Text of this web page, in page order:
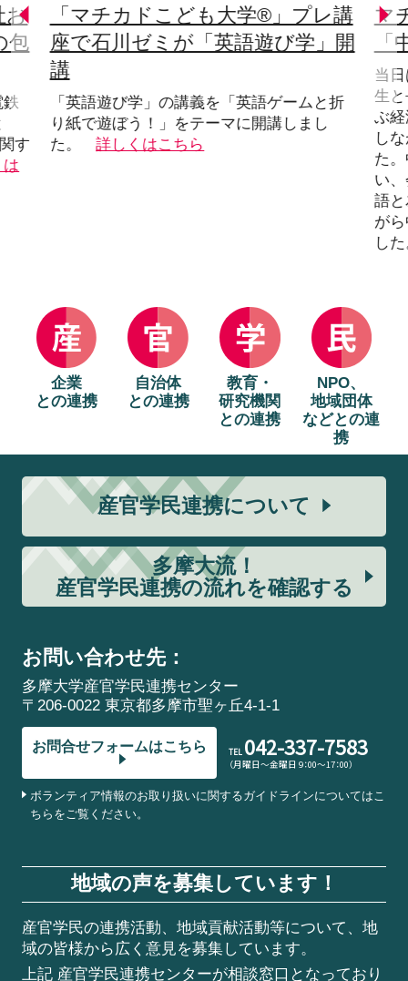
お
包
す
は
「マチカドこども大学®」プレ講
座で石川ゼミが「英語遊び学」開
講
「英語遊び学」の講義を「英語ゲームと折
り紙で遊ぼう！」をテーマに開講しまし
た。
詳しくはこちら
マ
当
生
ぶ
し
た
い
語
が
し
企業
との連携
自治体
との連携
教育・
研究機関
との連携
NPO、
地域団体
などとの連
携
産官学民連携について
多摩大流！
産官学民連携の流れを確認する
お問い合わせ先：
多摩大学産官学民連携センター
〒206-0022 東京都多摩市聖ヶ丘4-1-1
お問合せフォームはこちら TEL 042-337-7583
（月曜日～金曜日 9：00～17：00）
ボランティア情報のお取り扱いに関するガイドラインについてはこ
ちらをご覧ください。
地域の声を募集しています！
産官学民の連携活動、地域貢献活動等について、地
域の皆様から広く意見を募集しています。
上記 産官学民連携センターが相談窓口となっており